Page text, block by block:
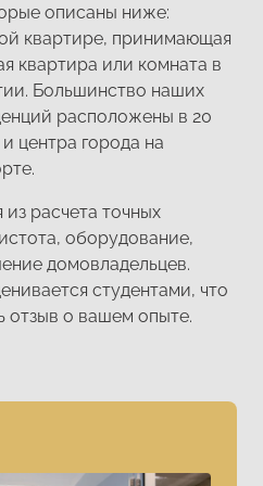
описаны ниже:
квартире, принимающая
квартира или комната в
Большинство наших
расположены в 20
центра города на
расчета точных
оборудование,
домовладельцев.
студентами, что
отзыв о вашем опыте.